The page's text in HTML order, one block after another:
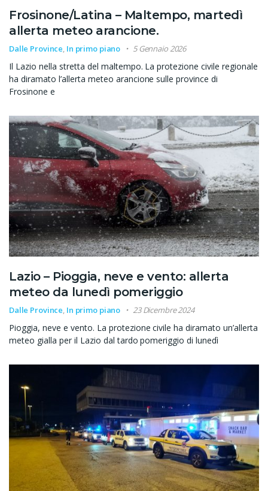
Frosinone/Latina – Maltempo, martedì
allerta meteo arancione.
Dalle Province, In primo piano 5 Gennaio 2026
Il Lazio nella stretta del maltempo. La protezione civile regionale
ha diramato l’allerta meteo arancione sulle province di
Frosinone e
Lazio – Pioggia, neve e vento: allerta
meteo da lunedì pomeriggio
Dalle Province, In primo piano 23 Dicembre 2024
Pioggia, neve e vento. La protezione civile ha diramato un’allerta
meteo gialla per il Lazio dal tardo pomeriggio di lunedì